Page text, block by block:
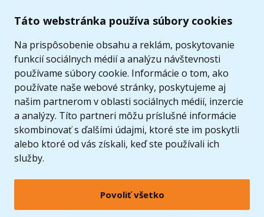
Táto webstránka používa súbory cookies
Na prispôsobenie obsahu a reklám, poskytovanie
funkcií sociálnych médií a analýzu návštevnosti
používame súbory cookie. Informácie o tom, ako
používate naše webové stránky, poskytujeme aj
našim partnerom v oblasti sociálnych médií, inzercie
a analýzy. Títo partneri môžu príslušné informácie
skombinovať s ďalšími údajmi, ktoré ste im poskytli
alebo ktoré od vás získali, keď ste používali ich
služby.
Povoliť všetko
© 2005 - 2026 Copyright 4kids.sk